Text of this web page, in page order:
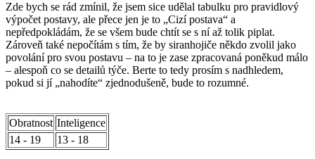
Zde bych se rád zmínil, že jsem sice udělal tabulku pro pravidlový
výpočet postavy, ale přece jen je to „Cizí postava“ a
nepředpokládám, že se všem bude chtít se s ní až tolik piplat.
Zároveň také nepočítám s tím, že by siranhojiče někdo zvolil jako
povolání pro svou postavu – na to je zase zpracovaná poněkud málo
– alespoň co se detailů týče. Berte to tedy prosím s nadhledem,
pokud si jí „nahodíte“ zjednodušeně, bude to rozumné.
Obratnost Inteligence
14 - 19
13 - 18